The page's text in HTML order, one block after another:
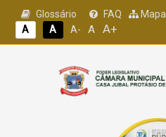
Glossário FAQ
A
A A- A A+